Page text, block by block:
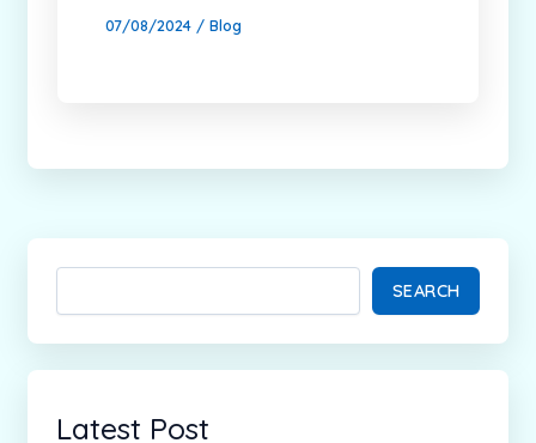
07/08/2024 / Blog
SEARCH
Latest Post